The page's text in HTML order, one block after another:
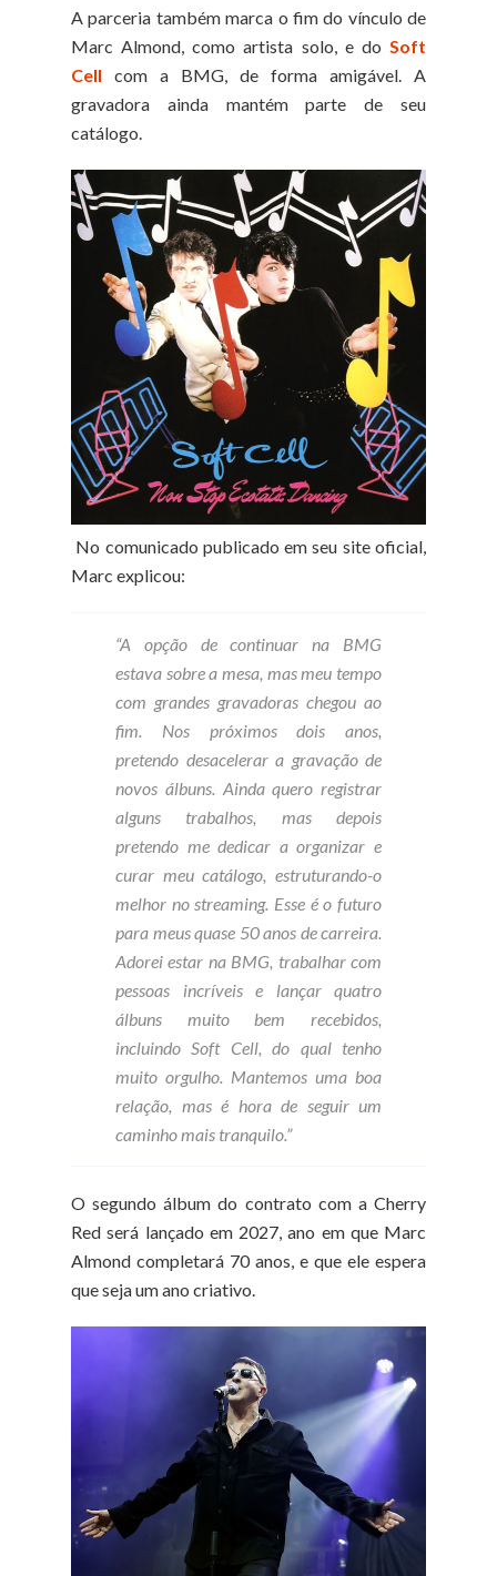
A parceria também marca o fim do vínculo de
Marc Almond, como artista solo, e do Soft
Cell com a BMG, de forma amigável. A
gravadora ainda mantém parte de seu
catálogo.
No comunicado publicado em seu site oficial,
Marc explicou:
“A opção de continuar na BMG
estava sobre a mesa, mas meu tempo
com grandes gravadoras chegou ao
fim. Nos próximos dois anos,
pretendo desacelerar a gravação de
novos álbuns. Ainda quero registrar
alguns trabalhos, mas depois
pretendo me dedicar a organizar e
curar meu catálogo, estruturando-o
melhor no streaming. Esse é o futuro
para meus quase 50 anos de carreira.
Adorei estar na BMG, trabalhar com
pessoas incríveis e lançar quatro
álbuns muito bem recebidos,
incluindo Soft Cell, do qual tenho
muito orgulho. Mantemos uma boa
relação, mas é hora de seguir um
caminho mais tranquilo.”
O segundo álbum do contrato com a Cherry
Red será lançado em 2027, ano em que Marc
Almond completará 70 anos, e que ele espera
que seja um ano criativo.